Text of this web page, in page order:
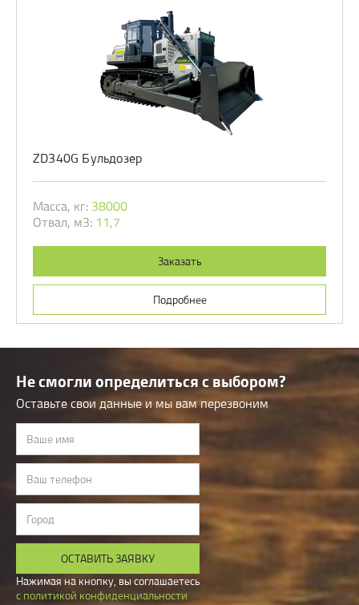
ZD340G Бульдозер
Масса, кг: 38000
Отвал, м3: 11,7
Заказать
Подробнее
Не смогли определиться с выбором?
Оставьте свои данные и мы вам перезвоним
Ваше имя
Ваш телефон
Город
ОСТАВИТЬ ЗАЯВКУ
Нажимая на кнопку, вы соглашаетесь
с политикой конфиденциальности